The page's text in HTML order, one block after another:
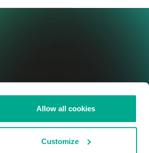
Allow all cookies
Customize